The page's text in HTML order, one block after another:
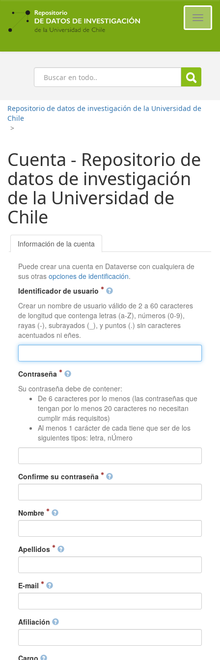
Ir
contenido
principal
Buscar
Repositorio de datos de investigación de la Universidad de
Chile
>
Cuenta - Repositorio de
datos de investigación
de la Universidad de
Chile
Información de la cuenta
Puede crear una cuenta en Dataverse con cualquiera de
sus otrasopciones de identificación.
Identificador de usuario
Crear un nombre de usuario válido de 2 a 60 caracteres
de longitud que contenga letras (a-Z), números (0-9),
rayas (-), subrayados (_), y puntos (.) sin caracteres
acentuados ni eñes.
Contraseña
Su contraseña debe de contener:
De 6 caracteres por lo menos (las contraseñas que
tengan por lo menos 20 caracteres no necesitan
cumplir más requisitos)
Al menos 1 carácter de cada tiene que ser de los
siguientes tipos: letra, nÚmero
Confirme su contraseña
Nombre
Apellidos
E-mail
Afiliación
Cargo